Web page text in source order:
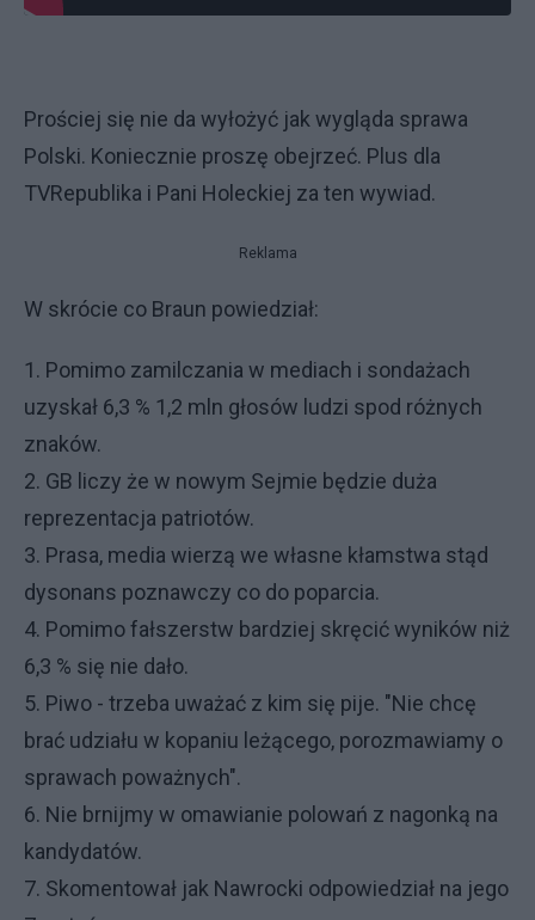
Prościej się nie da wyłożyć jak wygląda sprawa
Polski. Koniecznie proszę obejrzeć. Plus dla
TVRepublika i Pani Holeckiej za ten wywiad.
Reklama
W skrócie co Braun powiedział:
1. Pomimo zamilczania w mediach i sondażach
uzyskał 6,3 % 1,2 mln głosów ludzi spod różnych
znaków.
2. GB liczy że w nowym Sejmie będzie duża
reprezentacja patriotów.
3. Prasa, media wierzą we własne kłamstwa stąd
dysonans poznawczy co do poparcia.
4. Pomimo fałszerstw bardziej skręcić wyników niż
6,3 % się nie dało.
5. Piwo - trzeba uważać z kim się pije. "Nie chcę
brać udziału w kopaniu leżącego, porozmawiamy o
sprawach poważnych".
6. Nie brnijmy w omawianie polowań z nagonką na
kandydatów.
7. Skomentował jak Nawrocki odpowiedział na jego